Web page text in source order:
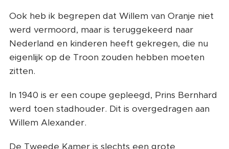
Ook heb ik begrepen dat Willem van Oranje niet
werd vermoord, maar is teruggekeerd naar
Nederland en kinderen heeft gekregen, die nu
eigenlijk op de Troon zouden hebben moeten
zitten.
In 1940 is er een coupe gepleegd, Prins Bernhard
werd toen stadhouder. Dit is overgedragen aan
Willem Alexander.
De Tweede Kamer is slechts een grote